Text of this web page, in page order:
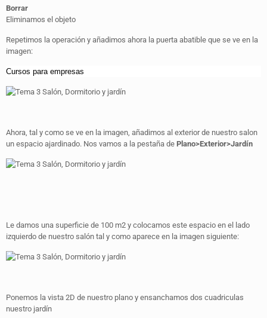
Borrar
Eliminamos el objeto
Repetimos la operación y añadimos ahora la puerta abatible que se ve en la
imagen:
Cursos para empresas
Ahora, tal y como se ve en la imagen, añadimos al exterior de nuestro salon
un espacio ajardinado. Nos vamos a la pestaña de Plano>Exterior>Jardín
Le damos una superficie de 100 m2 y colocamos este espacio en el lado
izquierdo de nuestro salón tal y como aparece en la imagen siguiente:
Ponemos la vista 2D de nuestro plano y ensanchamos dos cuadriculas
nuestro jardín